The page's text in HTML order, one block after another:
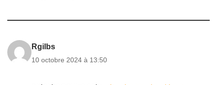
Rgilbs
10 octobre 2024 à 13:50